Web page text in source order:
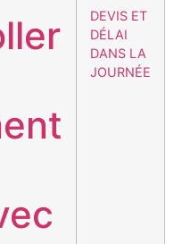
DEVIS ET
DÉLAI
DANS LA
JOURNÉE